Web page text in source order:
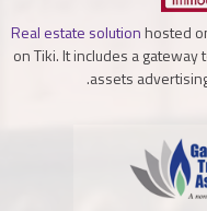
Real estate solution hosted
on Tiki. It includes a gateway
assets